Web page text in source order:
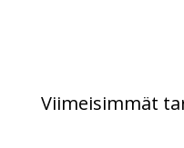
Viimeisimmät